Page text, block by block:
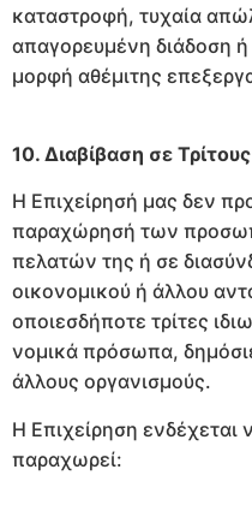
καταστροφή, τυχαία
απαγορευμένη διάδοση
μορφή αθέμιτης
10. Διαβίβαση σε Τρίτους
Η Επιχείρησή μας δεν
παραχώρησή των
πελατών της ή σε
οικονομικού ή άλλου
οποιεσδήποτε τρίτες
νομικά πρόσωπα,
άλλους οργανισμούς.
Η Επιχείρηση
παραχωρεί: